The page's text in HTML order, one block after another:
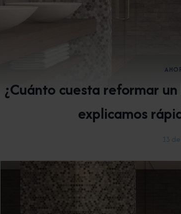
¿Cuánto cuesta reformar
explicamos
13